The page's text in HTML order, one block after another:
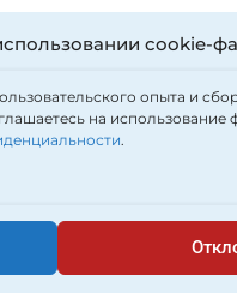
cookie-
опыта и
на использование
.
рассказала о
разных уровней и
экскурсию по
дело,